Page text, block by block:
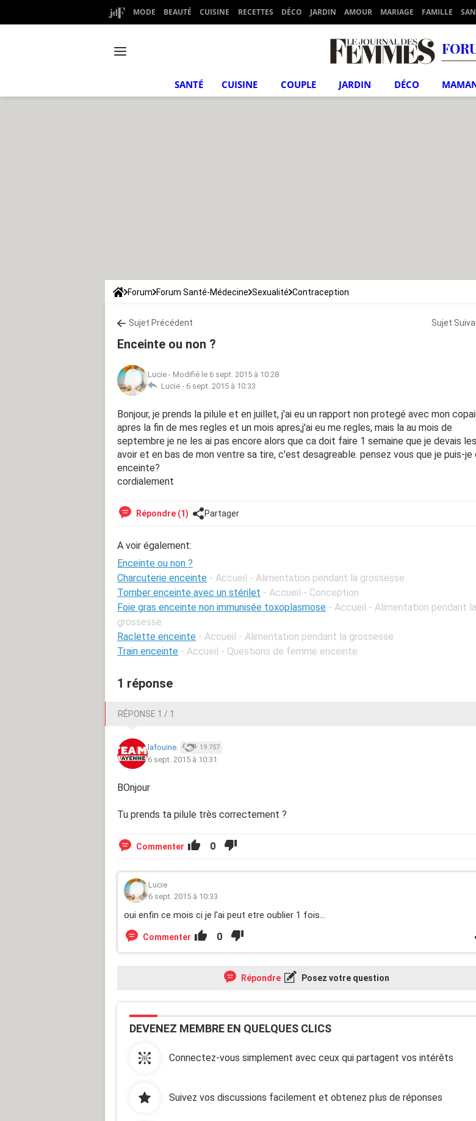
MODE BEAUTÉ CUISINE RECETTES DÉCO JARDIN AMOUR MARIAGE FAMILLE
SANTÉ CUISINE COUPLE JARDIN DÉCO
Forum Forum Santé-Médecine Sexualité Contraception
Sujet Précédent Sujet
Enceinte ou non ?
Lucie - Modifié le 6 sept. 2015 à 10:28
Lucie - 6 sept. 2015 à 10:33
Bonjour, je prends la pilule et en juillet, j'ai eu un rapport non protegé avec mon
apres la fin de mes regles et un mois apres,j'ai eu me regles, mais la au mois de
septembre je ne les ai pas encore alors que ca doit faire 1 semaine que je devais les
avoir et en bas de mon ventre sa tire, c'est desagreable. pensez vous que je puis-je
enceinte?
cordialement
Répondre (1) Partager
A voir également:
Enceinte ou non ?
Charcuterie enceinte - Accueil - Alimentation pendant la grossesse
Tomber enceinte avec un stérilet - Accueil - Conception
Foie gras enceinte non immunisée toxoplasmose - Accueil - Alimentation pendant la
grossesse
Raclette enceinte - Accueil - Alimentation pendant la grossesse
Train enceinte - Accueil - Questions de femme enceinte
1 réponse
RÉPONSE 1 / 1
lafouine. 19 757
6 sept. 2015 à 10:31
BOnjour
Tu prends ta pilule très correctement ?
Commenter 0
Lucie
6 sept. 2015 à 10:33
oui enfin ce mois ci je l'ai peut etre oublier 1 fois...
Commenter 0
Répondre Posez votre question
DEVENEZ MEMBRE EN QUELQUES CLICS
Connectez-vous simplement avec ceux qui partagent vos intérêts
Suivez vos discussions facilement et obtenez plus de réponses